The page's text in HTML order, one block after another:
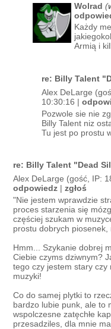
Wolrad (
Każdy
Armią i
re: Billy Talent
Alex DeLarge
10:30:16 |
Pozwole sie nie
Billy Talent niz
Tu jest po prostu
re: Billy Talent "Dead
Alex DeLarge (gość, IP:
odpowiedz |zgłoś
"Nie jestem wprawdzie
proces starzenia się
częściej szukam w
prostu dobrych
Hmm... Szykanie dobrej
Ciebie czyms dziwnym?
tego czy jestem stary czy
muzyki!
Co do samej plytki to
bardzo lubie punk, ale to
wspolczesne zatęchłe
przesadziles, dla mnie